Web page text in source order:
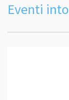
Eventi